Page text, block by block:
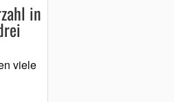
in
viele